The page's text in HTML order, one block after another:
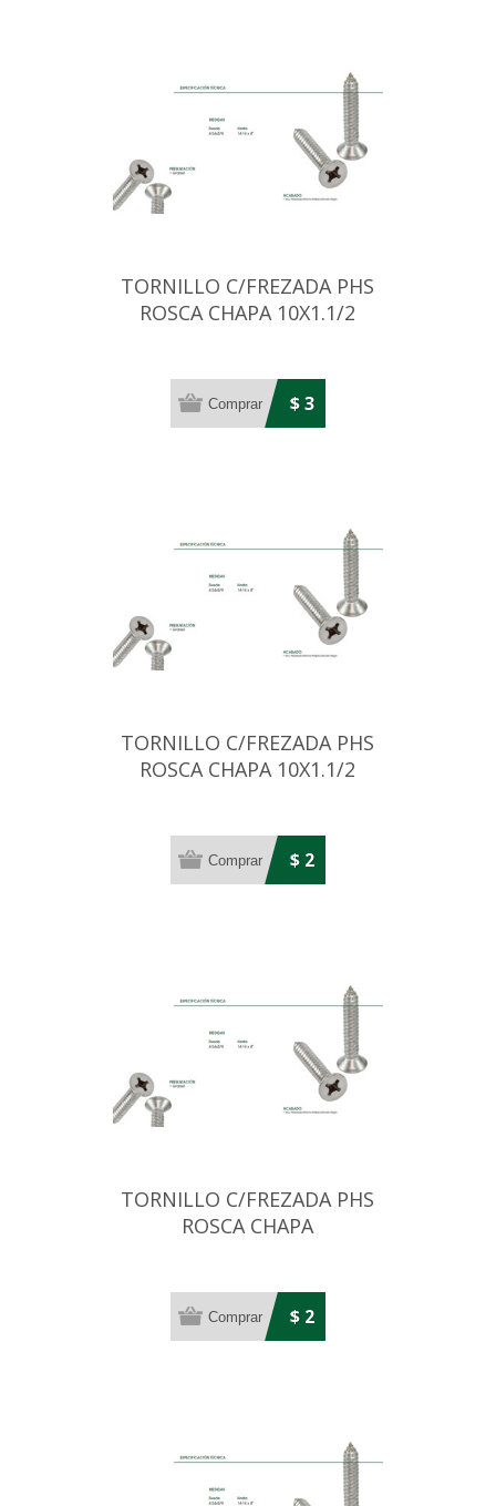
TORNILLO C/FREZADA PHS
ROSCA CHAPA 10X1.1/2
$ 3
TORNILLO C/FREZADA PHS
ROSCA CHAPA 10X1.1/2
$ 2
TORNILLO C/FREZADA PHS
ROSCA CHAPA
$ 2